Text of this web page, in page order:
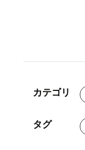
カテゴリ
タグ